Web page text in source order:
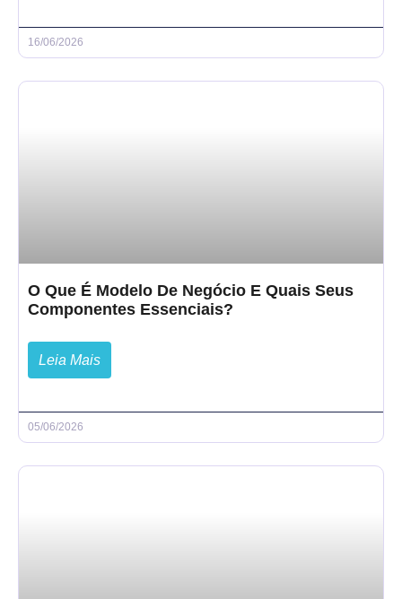
16/06/2026
O Que É Modelo De Negócio E Quais Seus
Componentes Essenciais?
Leia Mais
05/06/2026